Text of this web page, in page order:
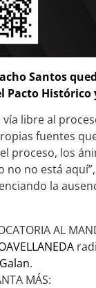
Santos
Pacto Histórico
vía libre al
fuentes
proceso, los
no no está
la
AL
.
MÁS: